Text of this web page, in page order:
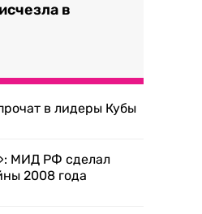
в
в лидеры Кубы
МИД РФ сделал
2008 года